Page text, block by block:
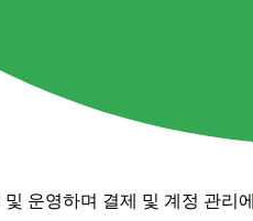
및 운영하며 결제 및 계정 관리에